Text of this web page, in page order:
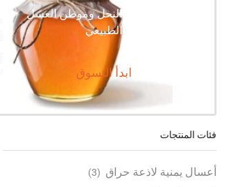
اليمن مملكة النحل وموطن العسل
الطبيعي
ابدأ التسوق
فئات المنتجات
أعسال يمنية لاذعة حراق (3)